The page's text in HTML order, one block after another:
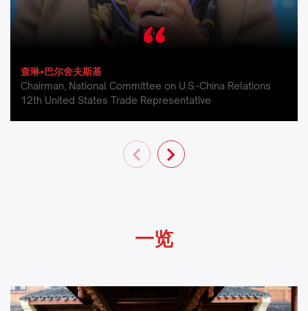
查琳•巴尔舍夫斯基
Chairman, National Committee on U.S.-China Relations
12th United States Trade Representative
一览